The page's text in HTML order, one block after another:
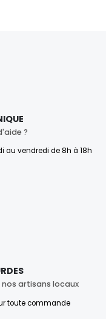
?
au vendredi de 8h à 18h
artisans locaux
toute commande